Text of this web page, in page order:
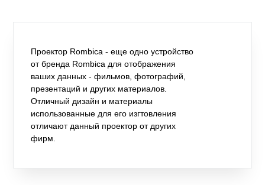
Проектор Rombica - еще одно устройство
от бренда Rombica для отображения
ваших данных - фильмов, фотографий,
презентаций и других материалов.
Отличный дизайн и материалы
использованные для его изгтовления
отличают данный проектор от других
фирм.